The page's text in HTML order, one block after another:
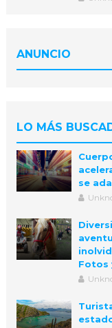
ANUNCIO
LO MÁS
se
Fotos